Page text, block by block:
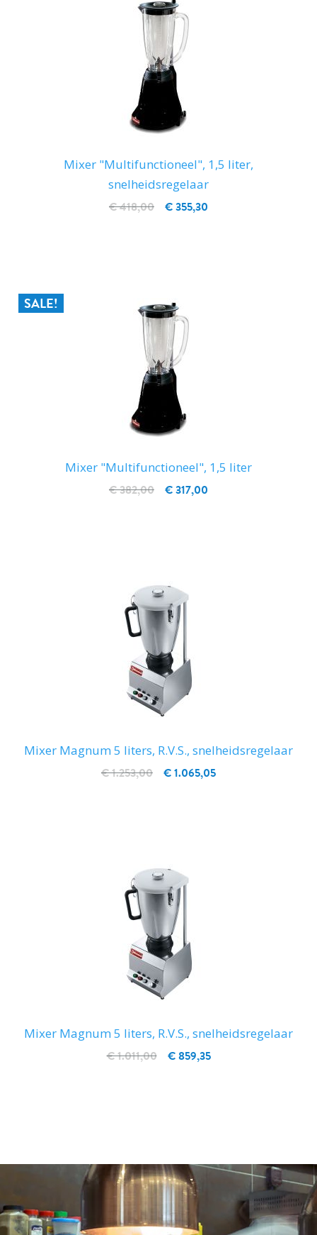
Mixer "Multifunctioneel", 1,5 liter,
snelheidsregelaar
€ 355,30
€ 418,00
SALE!
Mixer "Multifunctioneel", 1,5 liter
€ 317,00
€ 382,00
Mixer Magnum 5 liters, R.V.S., snelheidsregelaar
€ 1.065,05
€ 1.253,00
Mixer Magnum 5 liters, R.V.S., snelheidsregelaar
€ 859,35
€ 1.011,00